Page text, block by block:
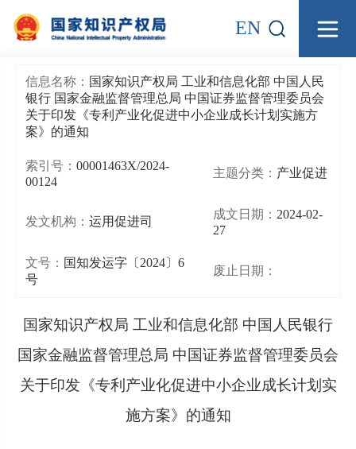
EN
信息名称： 国家知识产权局 工业和信息化部 中国人民
银行 国家金融监督管理总局 中国证券监督管理委员会
关于印发《专利产业化促进中小企业成长计划实施方
案》的通知
索引号： 00001463X/2024-
00124
主题分类： 产业促进
发文机构： 运用促进司
成文日期： 2024-02-
27
文号： 国知发运字〔2024〕6
号
废止日期：
国家知识产权局 工业和信息化部 中国人民银行
国家金融监督管理总局 中国证券监督管理委员会
关于印发《专利产业化促进中小企业成长计划实
施方案》的通知